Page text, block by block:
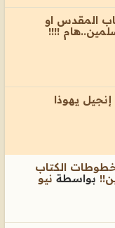
المقدس او
!!!!
يهوذا
الكتاب
بواسطة نيو